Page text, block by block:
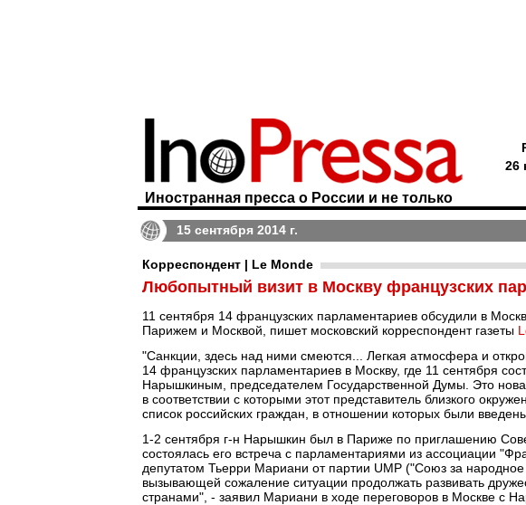
Иностранная пресса о России и не только
26
15 сентября 2014 г.
Корреспондент | Le Monde
Любопытный визит в Москву французских
11 сентября 14 французских парламентариев обсудили в
Парижем и Москвой, пишет московский корреспондент газеты
"Санкции, здесь над ними смеются... Легкая атмосфера и
14 французских парламентариев в Москву, где 11 сентября
Нарышкиным, председателем Государственной Думы. Это
в соответствии с которыми этот представитель близкого
список российских граждан, в отношении которых были
1-2 сентября г-н Нарышкин был в Париже по приглашению
состоялась его встреча с парламентариями из ассоциации
депутатом Тьерри Мариани от партии UMP ("Союз за
вызывающей сожаление ситуации продолжать развивать
странами", - заявил Мариани в ходе переговоров в Москве с